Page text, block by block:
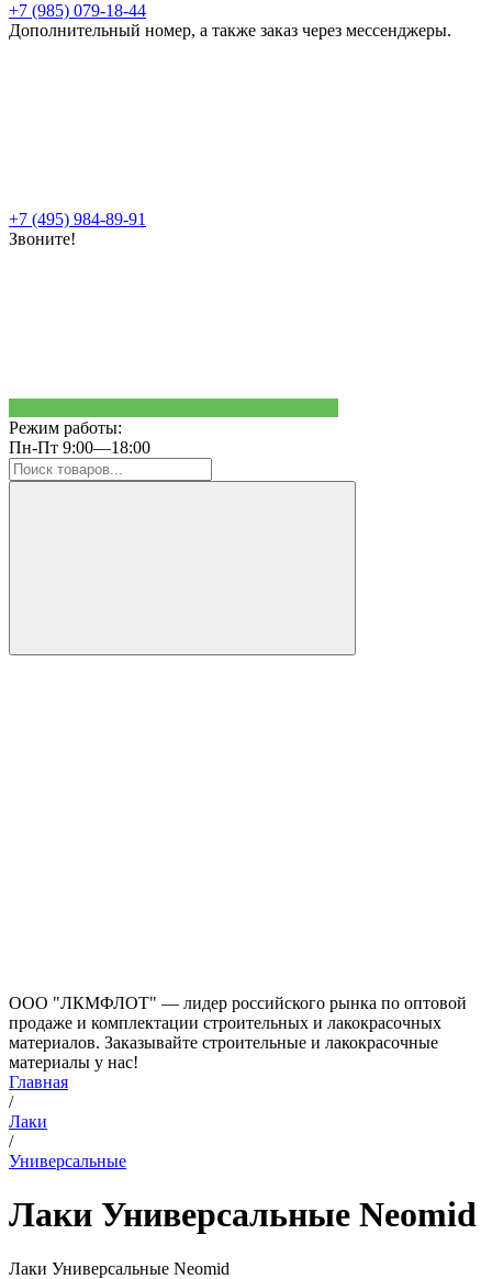
+7 (985) 079-18-44
Дополнительный номер, а также заказ через мессенджеры.
+7 (495) 984-89-91
Звоните!
Режим работы:
Пн-Пт 9:00—18:00
ООО "ЛКМФЛОТ" — лидер российского рынка по оптовой
продаже и комплектации строительных и лакокрасочных
материалов. Заказывайте строительные и лакокрасочные
материалы у нас!
Главная
/
Лаки
/
Универсальные
Лаки Универсальные Neomid
Лаки Универсальные Neomid